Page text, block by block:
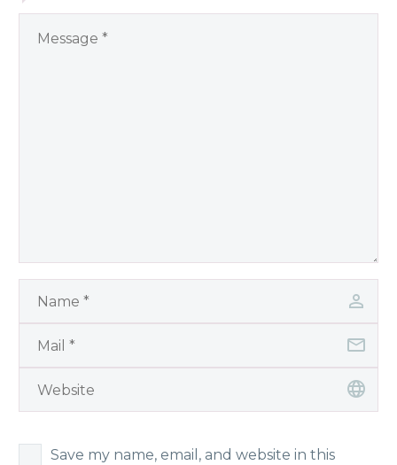
Save my name, email, and website in this